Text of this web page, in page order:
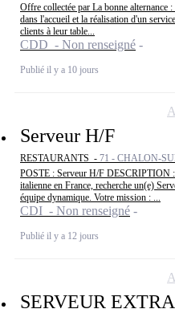
Offre collectée par La bonne alternance
dans l'accueil et la réalisation d'un
clients à leur table...
CDD - Non renseigné
Publié il y a 10 jours
Serveur H/F
RESTAURANTS - 71 - CHALON-
POSTE : Serveur H/F DESCRIPTION :
italienne en France, recherche un(e)
équipe dynamique. Votre mission : ...
CDI - Non renseigné
Publié il y a 12 jours
SERVEUR